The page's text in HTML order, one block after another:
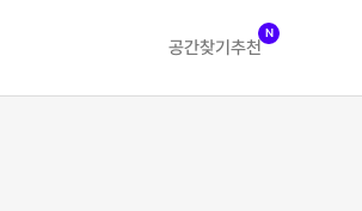
공간찾기 추천
N